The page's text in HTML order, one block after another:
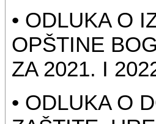
• ODLUKA O
OPŠTINE
ZA 2021. I
• ODLUKA O